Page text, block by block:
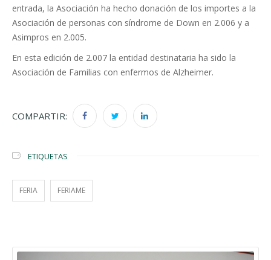
entrada, la Asociación ha hecho donación de los importes a la
Asociación de personas con síndrome de Down en 2.006 y a
Asimpros en 2.005.
En esta edición de 2.007 la entidad destinataria ha sido la
Asociación de Familias con enfermos de Alzheimer.
COMPARTIR:
ETIQUETAS
FERIA FERIAME